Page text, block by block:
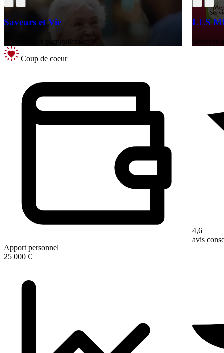
Saveurs et Vie
Services aux particuliers
Coup de coeur
Apport personnel
25 000 €
LES
Services
4,6
avis